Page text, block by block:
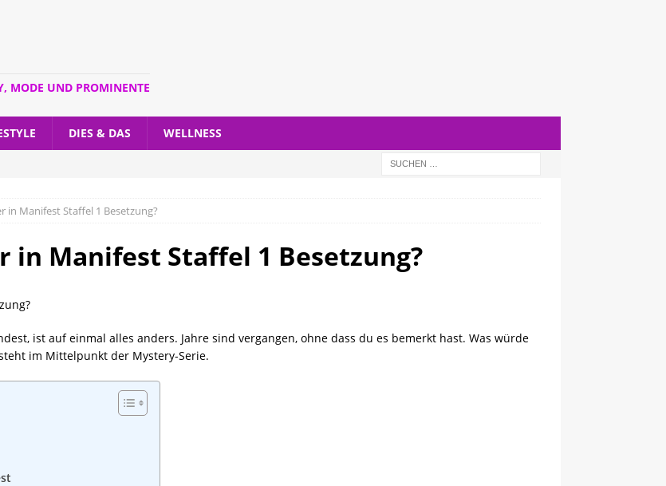
MODE UND PROMINENTE
DIES & DAS WELLNESS
in Manifest Staffel 1 Besetzung?
in Manifest Staffel 1 Besetzung?
ist auf einmal alles anders. Jahre sind vergangen, ohne dass du es bemerkt hast. Was würde
im Mittelpunkt der Mystery-Serie.